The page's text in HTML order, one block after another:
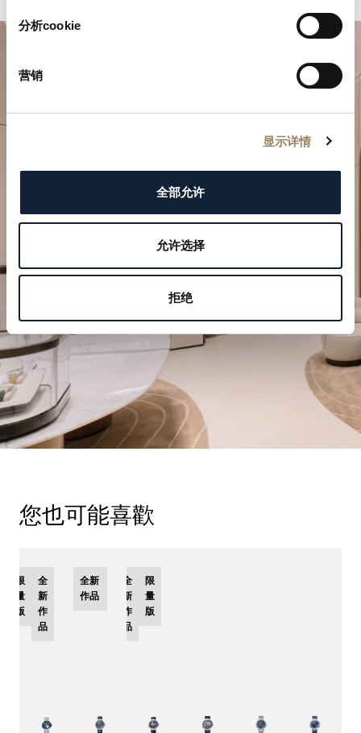
分析cookie
营销
显示详情
全部允许
允许选择
拒绝
規劃您的非凡時刻
於我們的精品店探索寶璣的製錶作品。
預約參觀
您也可能喜歡
限
量
版
全
新
作
品
全新
作品
全
新
作
品
限
量
版